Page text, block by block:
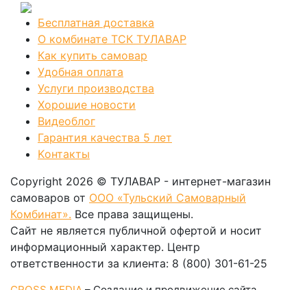
Бесплатная доставка
О комбинате ТСК ТУЛАВАР
Как купить самовар
Удобная оплата
Услуги производства
Хорошие новости
Видеоблог
Гарантия качества 5 лет
Kонтакты
Copyright 2026 © ТУЛАВАР - интернет-магазин
самоваров от ООО «Тульский Самоварный
Комбинат». Все права защищены.
Сайт не является публичной офертой и носит
информационный характер. Центр
ответственности за клиента: 8 (800) 301-61-25